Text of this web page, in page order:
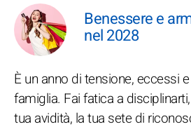
Benessere e
nel 2028
È un anno di tensione, eccessi
famiglia. Fai fatica a
tua avidità, la tua sete di